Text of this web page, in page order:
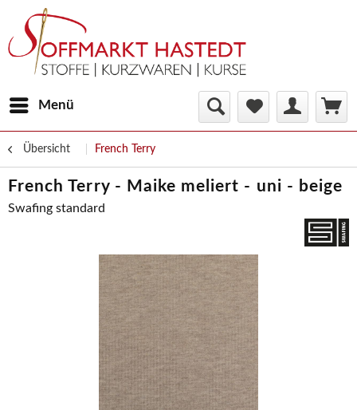
Menü
Übersicht French Terry
French Terry - Maike meliert - uni - beige
Swafing standard